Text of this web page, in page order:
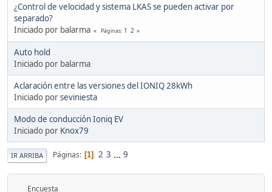
¿Control de velocidad y sistema LKAS se pueden activar por
separado?
Iniciado por balarma
Páginas 1 2
Auto hold
Iniciado por balarma
Aclaración entre las versiones del IONIQ 28kWh
Iniciado porseviniesta
Modo de conducción Ioniq EV
Iniciado por Knox79
IR ARRIBA Páginas 1 2 3 ... 9
Encuesta